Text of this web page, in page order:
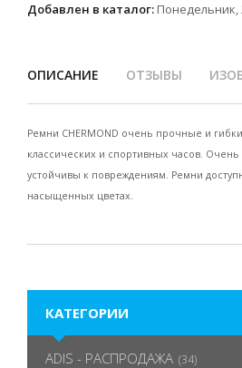
Добавлен в каталог: Понедельник,
ОПИСАНИЕ ОТЗЫВЫ
Ремни CHERMOND очень прочные и
классических и спортивных часов.
устойчивы к повреждениям. Ремни
насыщенных цветах.
КАТЕГОРИИ
ADIS - РАСПРОДАЖА (34)